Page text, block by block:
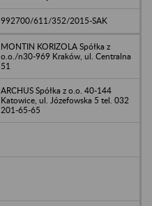
992700/611/352/2015-SAK
MONTIN KORIZOLA Spółka z
o.o./n30-969 Kraków, ul. Centralna
51
ARCHUS Spółka z o.o. 40-144
Katowice, ul. Józefowska 5 tel. 032
201-65-65